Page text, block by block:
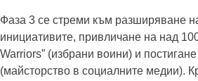
Фаза 3 се стреми към разширяване
инициативите, привличане на над
Warriors” (избрани воини) и
(майсторство в социалните медии).